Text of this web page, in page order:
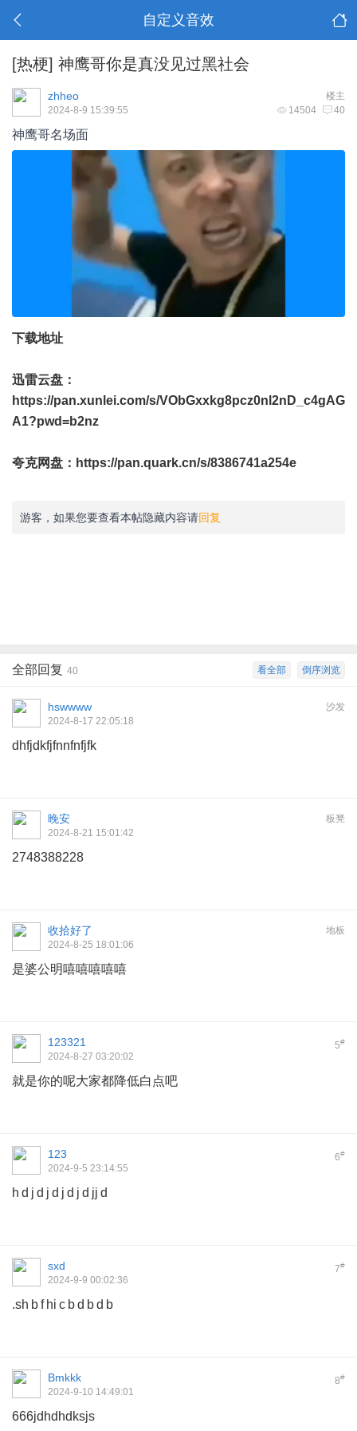
自定义音效
[热梗] 神鹰哥你是真没见过黑社会
楼主
zhheo
14504 40
2024-8-9 15:39:55
神鹰哥名场面
下载地址
迅雷云盘：
https://pan.xunlei.com/s/VObGxxkg8pcz0nl2nD_c4gAG
A1?pwd=b2nz
夸克网盘： https://pan.quark.cn/s/8386741a254e
游客，如果您要查看本帖隐藏内容请回复
倒序浏览
看全部
全部回复 40
沙发
hswwww
2024-8-17 22:05:18
dhfjdkfjfnnfnfjfk
板凳
晚安
2024-8-21 15:01:42
2748388228
地板
收拾好了
2024-8-25 18:01:06
是婆公明嘻嘻嘻嘻嘻
5#
123321
2024-8-27 03:20:02
就是你的呢大家都降低白点吧
6#
123
2024-9-5 23:14:55
h d j d j d j d j d jj d
7#
sxd
2024-9-9 00:02:36
.sh b f hi c b d b d b
8#
Bmkkk
2024-9-10 14:49:01
666jdhdhdksjs